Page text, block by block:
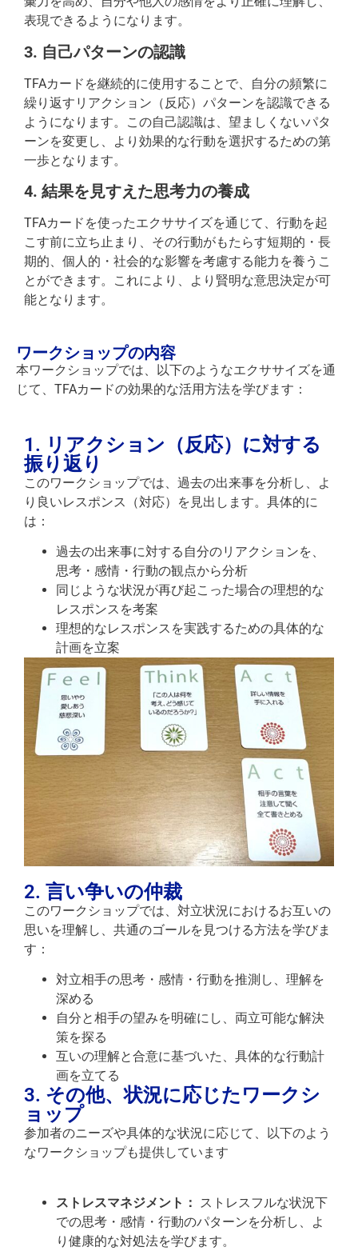
表現できるようになります。
3. 自己パターンの認識
TFAカードを継続的に使用することで、自分の頻繁に
繰り返すリアクション（反応）パターンを認識できる
ようになります。この自己認識は、望ましくないパタ
ーンを変更し、より効果的な行動を選択するための第
一歩となります。
4. 結果を見すえた思考力の養成
TFAカードを使ったエクササイズを通じて、行動を起
こす前に立ち止まり、その行動がもたらす短期的・長
期的、個人的・社会的な影響を考慮する能力を養うこ
とができます。これにより、より賢明な意思決定が可
能となります。
ワークショップの内容
本ワークショップでは、以下のようなエクササイズを通
じて、TFAカードの効果的な活用方法を学びます：
1. リアクション（反応）に対する
振り返り
このワークショップでは、過去の出来事を分析し、よ
り良いレスポンス（対応）を見出します。具体的に
は：
過去の出来事に対する自分のリアクションを、
思考・感情・行動の観点から分析
同じような状況が再び起こった場合の理想的な
レスポンスを考案
理想的なレスポンスを実践するための具体的な
計画を立案
2. 言い争いの仲裁
このワークショップでは、対立状況におけるお互いの
思いを理解し、共通のゴールを見つける方法を学びま
す：
対立相手の思考・感情・行動を推測し、理解を
深める
自分と相手の望みを明確にし、両立可能な解決
策を探る
互いの理解と合意に基づいた、具体的な行動計
画を立てる
3. その他、状況に応じたワークシ
ョップ
参加者のニーズや具体的な状況に応じて、以下のよう
なワークショップも提供しています
ストレスマネジメント：
ストレスフルな状況下
での思考・感情・行動のパターンを分析し、よ
り健康的な対処法を学びます。